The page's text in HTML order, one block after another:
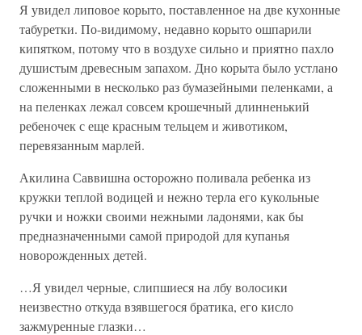
Я увидел липовое корыто, поставленное на две кухонные
табуретки. По-видимому, недавно корыто ошпарили
кипятком, потому что в воздухе сильно и приятно пахло
душистым древесным запахом. Дно корыта было устлано
сложенными в несколько раз бумазейными пеленками, а
на пеленках лежал совсем крошечный длинненький
ребеночек с еще красным тельцем и животиком,
перевязанным марлей.
Акилина Саввишна осторожно поливала ребенка из
кружки теплой водицей и нежно терла его кукольные
ручки и ножки своими нежными ладонями, как бы
предназначенными самой природой для купанья
новорожденных детей.
…Я увидел черные, слипшиеся на лбу волосики
неизвестно откуда взявшегося братика, его кисло
зажмуренные глазки…